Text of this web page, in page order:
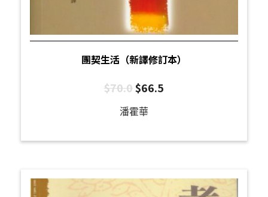
團契生活（新譯修訂本）
$70.0$66.5
潘霍華